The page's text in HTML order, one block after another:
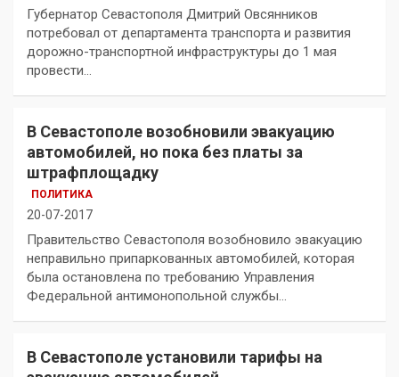
Губернатор Севастополя Дмитрий Овсянников
потребовал от департамента транспорта и развития
дорожно-транспортной инфраструктуры до 1 мая
провести…
В Севастополе возобновили эвакуацию
автомобилей, но пока без платы за
штрафплощадку
ПОЛИТИКА
20-07-2017
Правительство Севастополя возобновило эвакуацию
неправильно припаркованных автомобилей, которая
была остановлена по требованию Управления
Федеральной антимонопольной службы…
В Севастополе установили тарифы на